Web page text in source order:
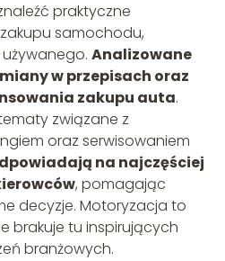
praktyczne
samochodu,
używanego.Analizowane
w przepisach oraz
zakupu auta.
związane z
oraz serwisowaniem
na najczęściej
, pomagając
decyzje. Motoryzacja to
brakuje tu inspirujących
branżowych.